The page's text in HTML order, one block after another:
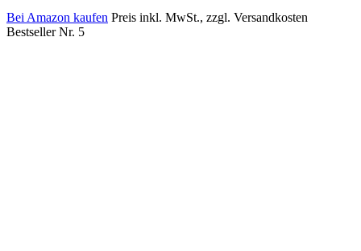
Bei Amazon kaufen Preis inkl. MwSt., zzgl. Versandkosten
Bestseller Nr. 5